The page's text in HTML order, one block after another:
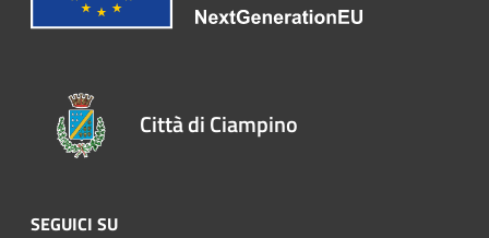
Città di Ciampino
SEGUICI SU